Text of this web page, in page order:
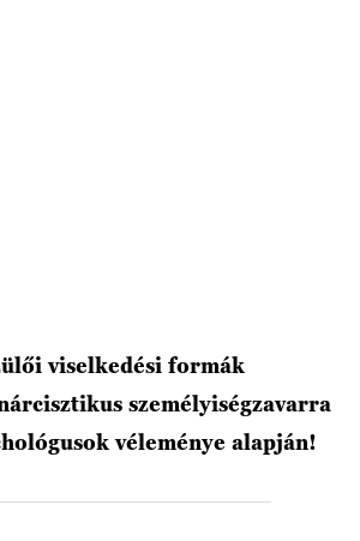
viselkedési formák
személyiségzavarra
véleménye alapján!